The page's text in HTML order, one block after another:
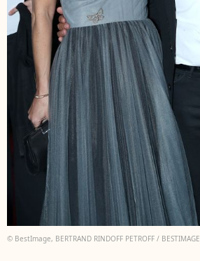
© BestImage, BERTRAND RINDOFF PETROFF / BESTIMAGE